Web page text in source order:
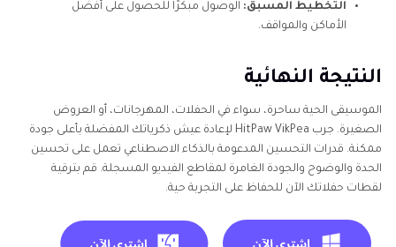
التخطيط المسبق: الوصول مبكرًا للحصول على أفضل
الأماكن والمواقف.
النتيجة النهائية
الموسيقى الحية ساحرة، سواء في الحفلات، المهرجانات، أو العروض
الصغيرة. جرب HitPaw VikPea لإعادة عيش ذكرياتك المفضلة بأعلى جودة
ممكنة. قدرات التحسين المدعومة بالذكاء الاصطناعي تعمل على تحسين
الحدة والوضوح والجودة الغامرة لمقاطع الفيديو المسجلة. قم بترقية
لقطات حفلاتك الآن للحفاظ على التجربة حية.